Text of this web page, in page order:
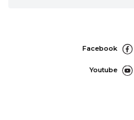
Facebook
Youtube